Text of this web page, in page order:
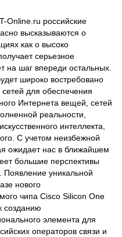
Online.ru российские
высказываются о
как о высоко
серьезное
на шаг впереди остальных.
широко востребовано
для обеспечения
Интернета вещей, сетей
реальности,
интеллекта,
С учетом неизбежной
ожидает нас в ближайшем
большие перспективы
уникальной
нового
чипа Cisco Silicon One
созданию
элемента для
операторов связи и